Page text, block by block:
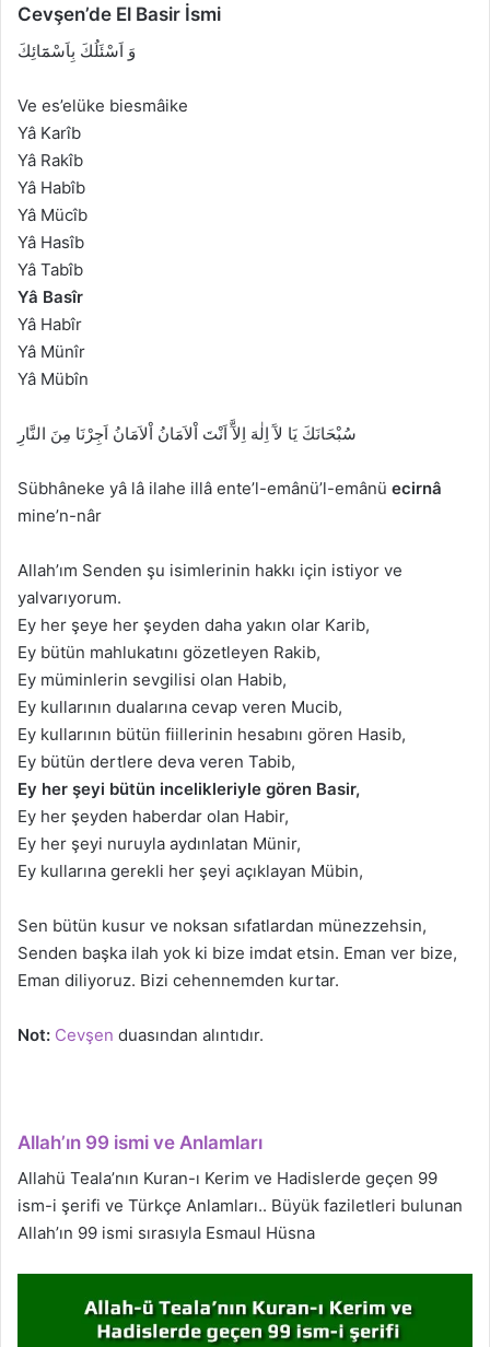
Cevşen’de El Basir İsmi
وَ اَسْئَلُكَ بِاَسْمَٓائِكَ
Ve es’elüke biesmâike
Yâ Karîb
Yâ Rakîb
Yâ Habîb
Yâ Mücîb
Yâ Hasîb
Yâ Tabîb
Yâ Basîr
Yâ Habîr
Yâ Münîr
Yâ Mübîn
سُبْحَانَكَ يَا لآَ اِلٰهَ اِلآَّ اَنْتَ اْلاَمَانُ اْلاَمَانُ اَجِرْنَا مِنَ النَّارِ
Sübhâneke yâ lâ ilahe illâ ente’l-emânü’l-emânü ecirnâ
mine’n-nâr
Allah’ım Senden şu isimlerinin hakkı için istiyor ve
yalvarıyorum.
Ey her şeye her şeyden daha yakın olar Karib,
Ey bütün mahlukatını gözetleyen Rakib,
Ey müminlerin sevgilisi olan Habib,
Ey kullarının dualarına cevap veren Mucib,
Ey kullarının bütün fiillerinin hesabını gören Hasib,
Ey bütün dertlere deva veren Tabib,
Ey her şeyi bütün incelikleriyle gören Basir,
Ey her şeyden haberdar olan Habir,
Ey her şeyi nuruyla aydınlatan Münir,
Ey kullarına gerekli her şeyi açıklayan Mübin,
Sen bütün kusur ve noksan sıfatlardan münezzehsin,
Senden başka ilah yok ki bize imdat etsin. Eman ver bize,
Eman diliyoruz. Bizi cehennemden kurtar.
Not: Cevşen duasından alıntıdır.
Allah’ın 99 ismi ve Anlamları
Allahü Teala’nın Kuran-ı Kerim ve Hadislerde geçen 99
ism-i şerifi ve Türkçe Anlamları.. Büyük faziletleri bulunan
Allah’ın 99 ismi sırasıyla Esmaul Hüsna